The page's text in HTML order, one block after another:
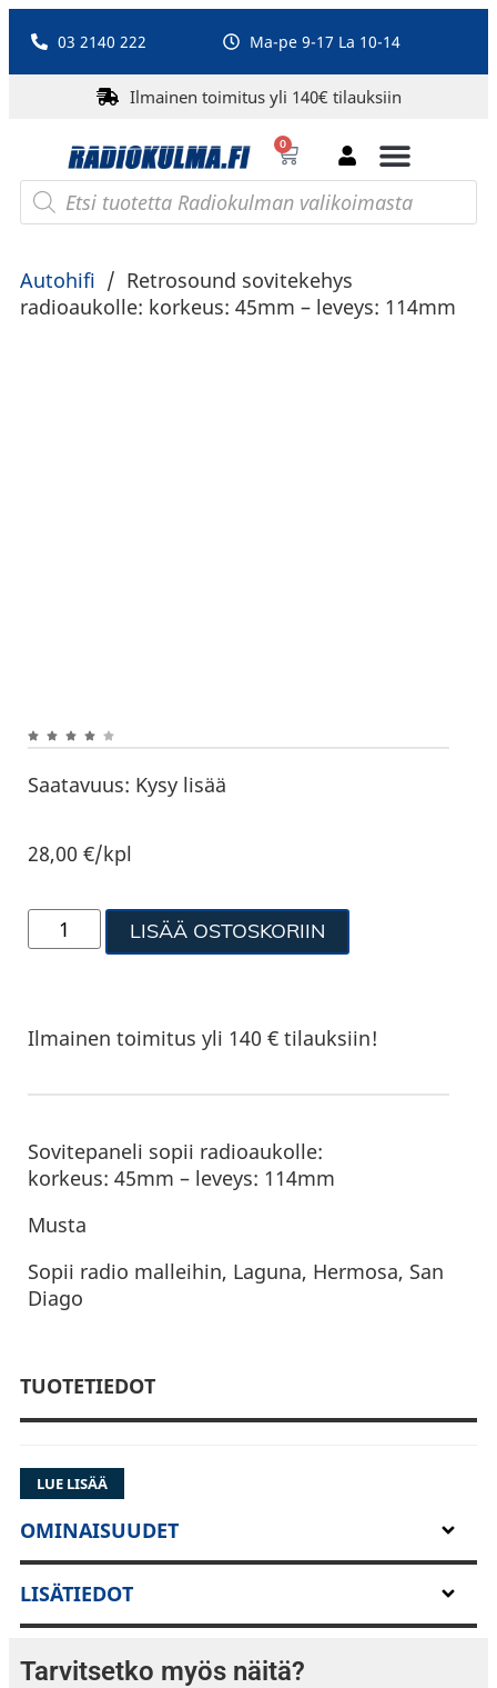
03 2140 222 Ma-pe 9-17 La 10-14
Ilmainen toimitus yli 140€ tilauksiin
0
Autohifi / Retrosound sovitekehys
radioaukolle: korkeus: 45mm – leveys: 114mm
Saatavuus: Kysy lisää
28,00€/kpl
LISÄÄ OSTOSKORIIN
Ilmainen toimitus yli 140 € tilauksiin!
Sovitepaneli sopii radioaukolle:
korkeus: 45mm – leveys: 114mm
Musta
Sopii radio malleihin, Laguna, Hermosa, San
Diago
TUOTETIEDOT
LUE LISÄÄ
OMINAISUUDET
LISÄTIEDOT
Tarvitsetko myös näitä?